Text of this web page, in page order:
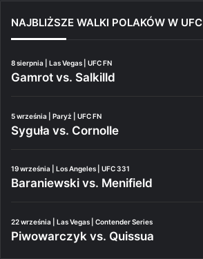
NAJBLIŻSZE WALKI POLAKÓW W UFC
8 sierpnia | Las Vegas | UFC FN
Gamrot vs. Salkilld
5 września | Paryż | UFC FN
Syguła vs. Cornolle
19 września | Los Angeles | UFC 331
Baraniewski vs. Menifield
22 września | Las Vegas | Contender Series
Piwowarczyk vs. Quissua